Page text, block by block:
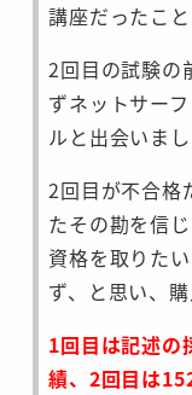
講座だったこ
2回目の試験の
ずネットサー
ルと出会いまし
2回目が不合格
たその勘を信
資格を取りた
ず、と思い、
1回目は記述の
績、2回目は